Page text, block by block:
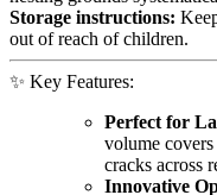
Storage instructions:
out of reach of children.
✨ Key Features:
Perfect for
volume covers
cracks across
Innovative